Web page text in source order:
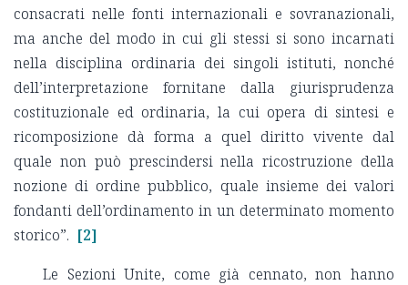
consacrati nelle fonti internazionali e sovranazionali,
ma anche del modo in cui gli stessi si sono incarnati
nella disciplina ordinaria dei singoli istituti, nonché
dell’interpretazione fornitane dalla giurisprudenza
costituzionale ed ordinaria, la cui opera di sintesi e
ricomposizione dà forma a quel diritto vivente dal
quale non può prescindersi nella ricostruzione della
nozione di ordine pubblico, quale insieme dei valori
fondanti dell’ordinamento in un determinato momento
storico”. [2]
Le Sezioni Unite, come già cennato, non hanno